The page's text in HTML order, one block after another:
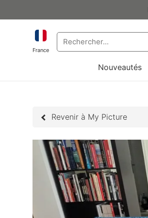
France
Nouveautés
Revenir à My Picture